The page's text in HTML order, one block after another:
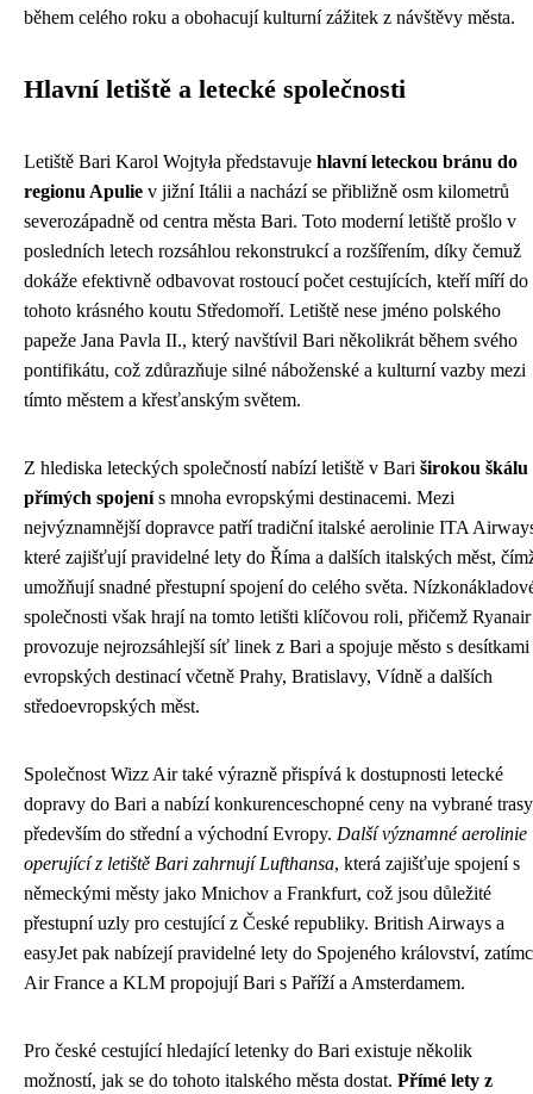
během celého roku a obohacují kulturní zážitek z návštěvy města.
Hlavní letiště a letecké společnosti
Letiště Bari Karol Wojtyła představuje hlavní leteckou bránu do
regionu Apulie v jižní Itálii a nachází se přibližně osm kilometrů
severozápadně od centra města Bari. Toto moderní letiště prošlo v
posledních letech rozsáhlou rekonstrukcí a rozšířením, díky čemuž
dokáže efektivně odbavovat rostoucí počet cestujících, kteří míří do
tohoto krásného koutu Středomoří. Letiště nese jméno polského
papeže Jana Pavla II., který navštívil Bari několikrát během svého
pontifikátu, což zdůrazňuje silné náboženské a kulturní vazby mezi
tímto městem a křesťanským světem.
Z hlediska leteckých společností nabízí letiště v Bari širokou škálu
přímých spojenís mnoha evropskými destinacemi. Mezi
nejvýznamnější dopravce patří tradiční italské aerolinie ITA
které zajišťují pravidelné lety do Říma a dalších italských měst,
umožňují snadné přestupní spojení do celého světa.
společnosti však hrají na tomto letišti klíčovou roli, přičemž Ryanair
provozuje nejrozsáhlejší síť linek z Bari a spojuje město s desítkami
evropských destinací včetně Prahy, Bratislavy, Vídně a dalších
středoevropských měst.
Společnost Wizz Air také výrazně přispívá k dostupnosti letecké
dopravy do Bari a nabízí konkurenceschopné ceny na vybrané trasy
především do střední a východní Evropy. Další významné aerolinie
operující z letiště Bari zahrnují Lufthansa, která zajišťuje spojení s
německými městy jako Mnichov a Frankfurt, což jsou důležité
přestupní uzly pro cestující z České republiky. British Airways a
easyJet pak nabízejí pravidelné lety do Spojeného království,
Air France a KLM propojují Bari s Paříží a Amsterdamem.
Pro české cestující hledající letenky do Bari existuje několik
možností, jak se do tohoto italského města dostat. Přímé lety z